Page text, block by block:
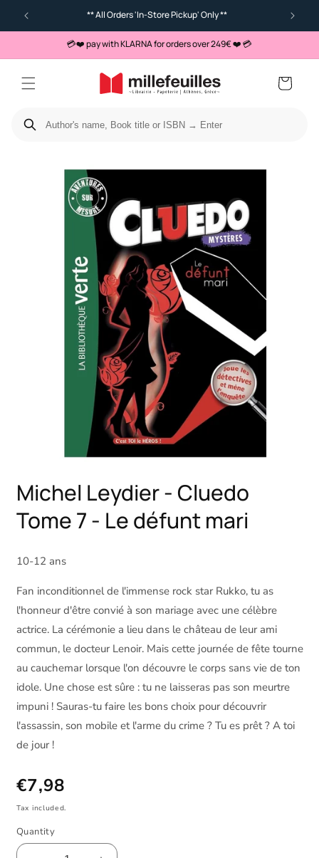
** All Orders 'In-Store Pickup' Only **
💳❤️ pay with KLARNA for orders over 249€ ❤️ 💳
Cart
Michel Leydier - Cluedo
Tome 7 - Le défunt mari
10-12 ans
Fan inconditionnel de l'immense rock star Rukko, tu as
l'honneur d'être convié à son mariage avec une célèbre
actrice. La cérémonie a lieu dans le château de leur ami
commun, le docteur Lenoir. Mais cette journée de fête tourne
au cauchemar lorsque l'on découvre le corps sans vie de ton
idole. Une chose est sûre : tu ne laisseras pas son meurtre
impuni ! Sauras-tu faire les bons choix pour découvrir
l'assassin, son mobile et l'arme du crime ? Tu es prêt ? A toi
de jour !
Regular price
€7,98
Tax included.
Quantity